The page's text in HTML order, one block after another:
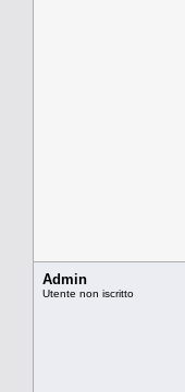
Admin
Utente non iscritto